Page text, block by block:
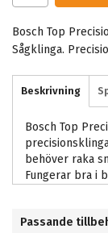
Bosch Top
Sågklinga.
Beskrivning
Bosch Top
behöver raka
Fungerar bra i
Passande